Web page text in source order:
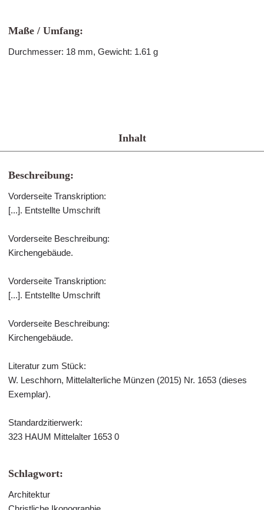
Maße / Umfang:
Durchmesser: 18 mm, Gewicht: 1.61 g
Inhalt
Beschreibung:
Vorderseite Transkription:
[...]. Entstellte Umschrift
Vorderseite Beschreibung:
Kirchengebäude.
Vorderseite Transkription:
[...]. Entstellte Umschrift
Vorderseite Beschreibung:
Kirchengebäude.
Literatur zum Stück:
W. Leschhorn, Mittelalterliche Münzen (2015) Nr. 1653 (dieses
Exemplar).
Standardzitierwerk:
323 HAUM Mittelalter 1653 0
Schlagwort:
Architektur